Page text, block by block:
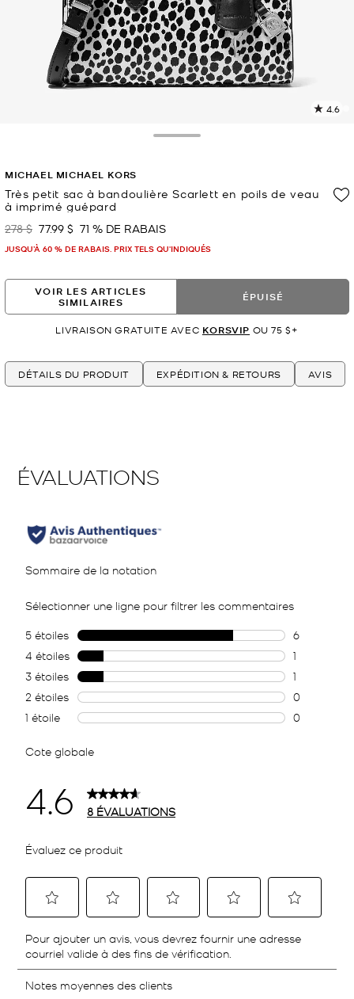
4.6
MICHAEL MICHAEL KORS
Très petit sac à bandoulière Scarlett en poils de veau
à imprimé guépard
était
278 $ maintenant
77.99 $ 71 % DE RABAIS
JUSQU’À 60 % DE RABAIS. PRIX TELS QU'INDIQUÉS
VOIR LES ARTICLES
SIMILAIRES
ÉPUISÉ
LIVRAISON GRATUITE AVEC KORSVIP OU 75 $+
DÉTAILS DU PRODUIT EXPÉDITION & RETOURS AVIS